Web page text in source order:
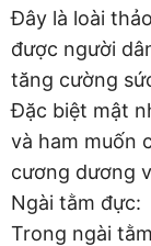
Đây là loài
được người
tăng cường
Đặc biệt mật
và ham muốn
cương dương
Ngài tằm đực:
Trong ngài